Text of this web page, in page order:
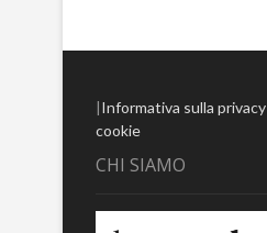
Informativa sulla privacy
cookie
CHI SIAMO